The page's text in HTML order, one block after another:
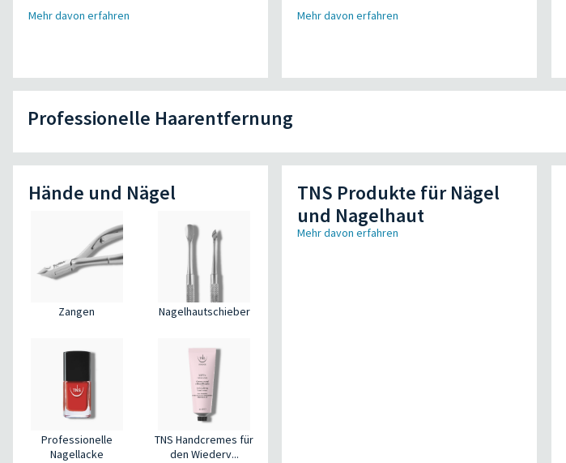
Mehr davon erfahren Mehr davon erfahren
Professionelle Haarentfernung
Hände und Nägel
Zangen Nagelhautschieber
Professionelle
Nagellacke
TNS Handcremes für
den Wiederv...
TNS Produkte für Nägel
und Nagelhaut
Mehr davon erfahren